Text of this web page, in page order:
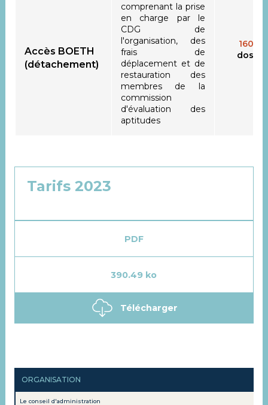
ORGANISATION
Le conseil d'administration
Accès BOETH
(détachement)
comprenant la prise
en charge par le
CDG de
l'organisation, des
frais de
déplacement et de
restauration des
membres de la
commission
d'évaluation des
aptitudes
160 €
Tarifs 2023
PDF
390.49 ko
Télécharger